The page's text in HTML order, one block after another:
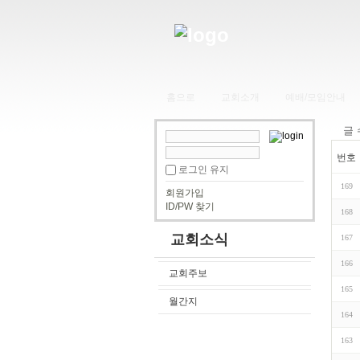
로그인 유지
회원가입
ID/PW 찾기
교회소식
교회주보
월간지
글
번호
169
168
167
166
165
164
163